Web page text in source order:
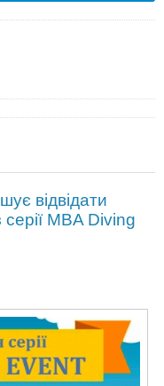
відвідати
серії MBA Diving